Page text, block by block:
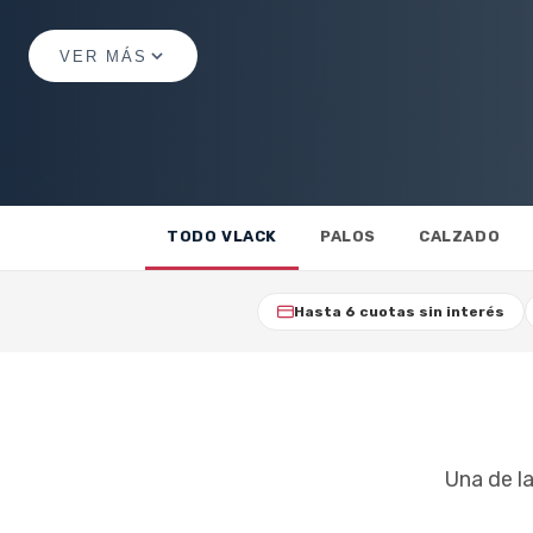
VER MÁS
TODO VLACK PALOS CALZADO
Hasta 6 cuotas sin interés
Una de